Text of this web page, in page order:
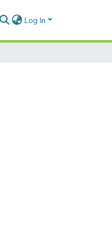
Log In